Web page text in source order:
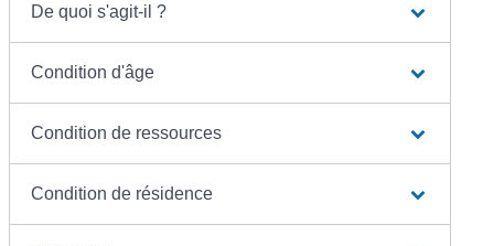
De quoi s'agit-il ?
Condition d'âge
Condition de ressources
Condition de résidence